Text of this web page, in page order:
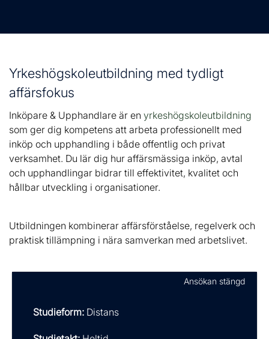
Yrkeshögskoleutbildning med tydligt
affärsfokus
Inköpare & Upphandlare är en yrkeshögskoleutbildning
som ger dig kompetens att arbeta professionellt med
inköp och upphandling i både offentlig och privat
verksamhet. Du lär dig hur affärsmässiga inköp, avtal
och upphandlingar bidrar till effektivitet, kvalitet och
hållbar utveckling i organisationer.
Utbildningen kombinerar affärsförståelse, regelverk och
praktisk tillämpning i nära samverkan med arbetslivet.
Studieform: Distans
Ansökan stängd